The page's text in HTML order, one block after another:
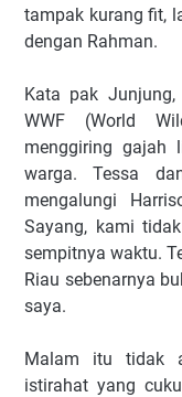
tampak kurang fit,
dengan Rahman.
Kata pak
WWF (World
menggiring gajah
warga. Tessa
mengalungi
Sayang, kami
sempitnya waktu.
Riau sebenarnya
saya.
Malam itu tidak
istirahat yang